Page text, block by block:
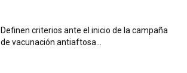
Definen criterios ante el inicio de la campaña
de vacunación antiaftosa...